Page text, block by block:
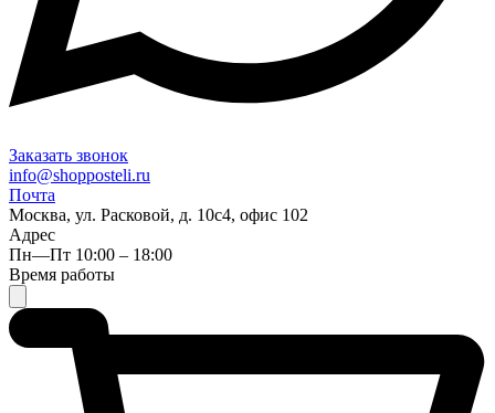
Заказать звонок
info@shopposteli.ru
Почта
Москва, ул. Расковой, д. 10с4, офис 102
Адрес
Пн—Пт 10:00 – 18:00
Время работы